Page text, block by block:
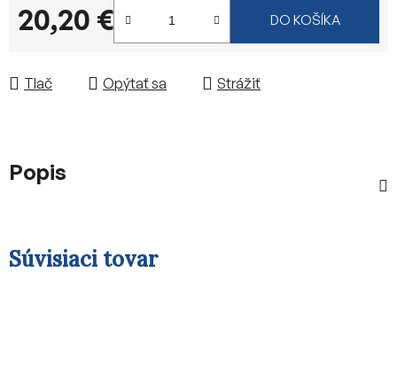
20,20 €
Jednotková cena:
DO KOŠÍKA
Tlač Opýtať sa Strážiť
Popis
Súvisiaci tovar